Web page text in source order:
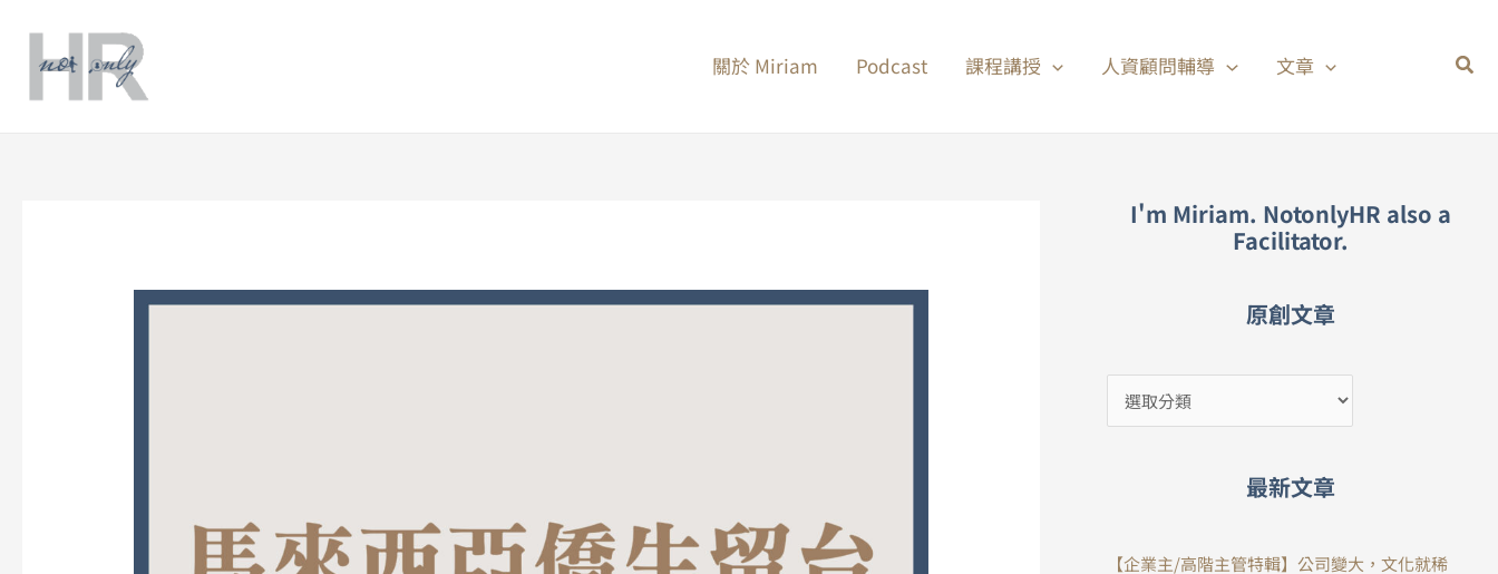
關於 Miriam Podcast 課程講授 人資顧問輔導 文章
navigation
I'm Miriam. NotonlyHR also a
Facilitator.
原創文章
最新文章
【企業主/高階主管特輯】公司變大，文化就稀